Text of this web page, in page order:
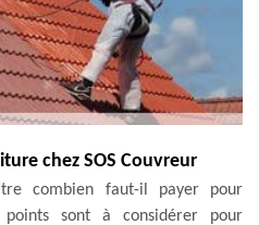
chez SOS Couvreur
combien faut-il payer pour
sont à considérer pour